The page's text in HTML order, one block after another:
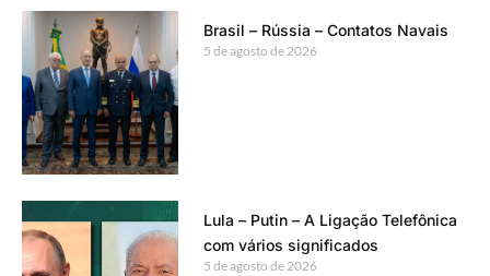
Brasil – Rússia – Contatos Navais
5 de agosto de 2026
Lula – Putin – A Ligação Telefônica
com vários significados
5 de agosto de 2026